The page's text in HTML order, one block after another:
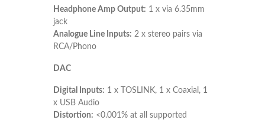
Headphone Amp Output: 1 x via 6.35mm
jack
Analogue Line Inputs: 2 x stereo pairs via
RCA/Phono
DAC
Digital Inputs: 1 x TOSLINK, 1 x Coaxial, 1
x USB Audio
Distortion: <0.001% at all supported